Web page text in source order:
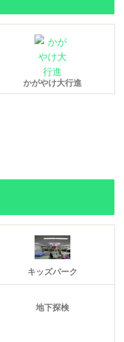
かがやけ大行進
キッズパーク
地下探検